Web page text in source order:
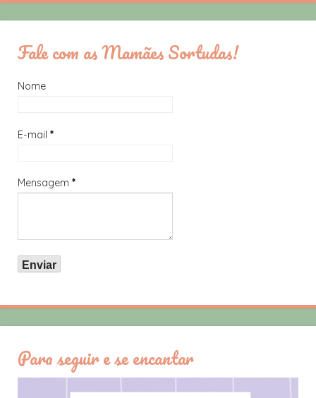
Fale com as Mamães Sortudas!
Nome
E-mail *
Mensagem *
Para seguir e se encantar